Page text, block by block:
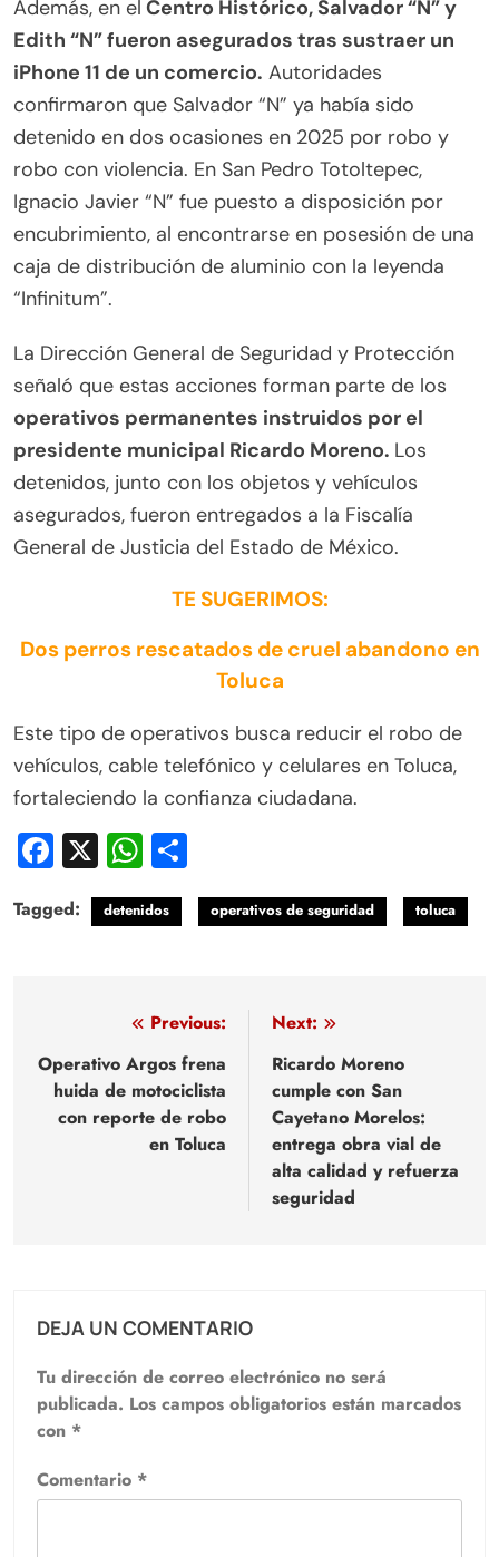
Además, en el Centro Histórico, Salvador “N” y
Edith “N” fueron asegurados tras sustraer un
iPhone 11 de un comercio. Autoridades
confirmaron que Salvador “N” ya había sido
detenido en dos ocasiones en 2025 por robo y
robo con violencia. En San Pedro Totoltepec,
Ignacio Javier “N” fue puesto a disposición por
encubrimiento, al encontrarse en posesión de una
caja de distribución de aluminio con la leyenda
“Infinitum”.
La Dirección General de Seguridad y Protección
señaló que estas acciones forman parte de los
operativos permanentes instruidos por el
presidente municipal Ricardo Moreno. Los
detenidos, junto con los objetos y vehículos
asegurados, fueron entregados a la Fiscalía
General de Justicia del Estado de México.
TE SUGERIMOS:
Dos perros rescatados de cruel abandono en
Toluca
Este tipo de operativos busca reducir el robo de
vehículos, cable telefónico y celulares en Toluca,
fortaleciendo la confianza ciudadana.
Facebook
X WhatsApp
Tagged: detenidos operativos de seguridad toluca
Navegación
de
entradas
Previous:
Operativo Argos frena
huida de motociclista
con reporte de robo
en Toluca
Next:
Ricardo Moreno
cumple con San
Cayetano Morelos:
entrega obra vial de
alta calidad y refuerza
seguridad
DEJA UN COMENTARIO
Tu dirección de correo electrónico no será
publicada. Los campos obligatorios están marcados
con *
Comentario *